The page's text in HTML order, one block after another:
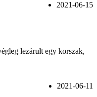
2021-06-15
lezárult egy korszak,
2021-06-11